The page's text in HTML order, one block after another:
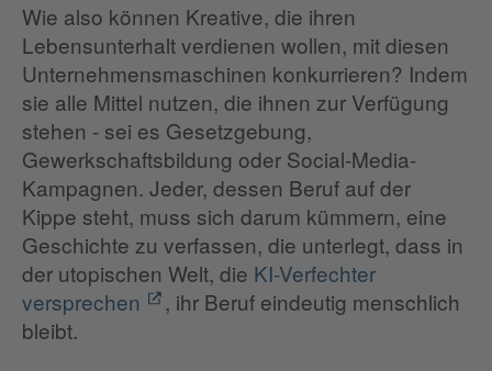
Wie also können Kreative, die ihren
Lebensunterhalt verdienen wollen, mit diesen
Unternehmensmaschinen konkurrieren? Indem
sie alle Mittel nutzen, die ihnen zur Verfügung
stehen - sei es Gesetzgebung,
Gewerkschaftsbildung oder Social-Media-
Kampagnen. Jeder, dessen Beruf auf der
Kippe steht, muss sich darum kümmern, eine
Geschichte zu verfassen, die unterlegt, dass in
der utopischen Welt, die KI-Verfechter
versprechen
, ihr Beruf eindeutig menschlich
bleibt.